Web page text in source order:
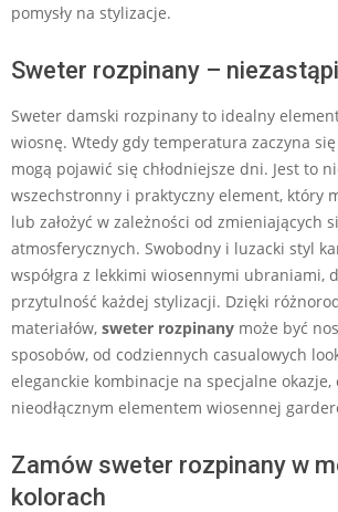
pomysły na stylizacje.
Sweter rozpinany –
Sweter damski rozpinany to idealny
wiosnę. Wtedy gdy temperatura zaczyna
mogą pojawić się chłodniejsze dni. Jest to
wszechstronny i praktyczny element, który
lub założyć w zależności od zmieniających
atmosferycznych. Swobodny i luzacki styl
współgra z lekkimi wiosennymi ubraniami,
przytulność każdej stylizacji. Dzięki
materiałów, sweter rozpinany może być
sposobów, od codziennych casualowych
eleganckie kombinacje na specjalne okazje,
nieodłącznym elementem wiosennej
Zamów sweter rozpinany w
kolorach